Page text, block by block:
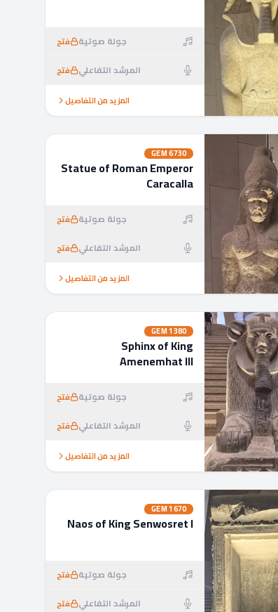
جولة صوتية فتح
المرشد التفاعلي فتح
المزيد من التفاصيل
GEM6730
Statue of Roman Emperor
Caracalla
جولة صوتية فتح
المرشد التفاعلي فتح
المزيد من التفاصيل
GEM1380
Sphinx of King
Amenemhat III
جولة صوتية فتح
المرشد التفاعلي فتح
المزيد من التفاصيل
GEM1670
Naos of King Senwosret I
جولة صوتية فتح
المرشد التفاعلي فتح